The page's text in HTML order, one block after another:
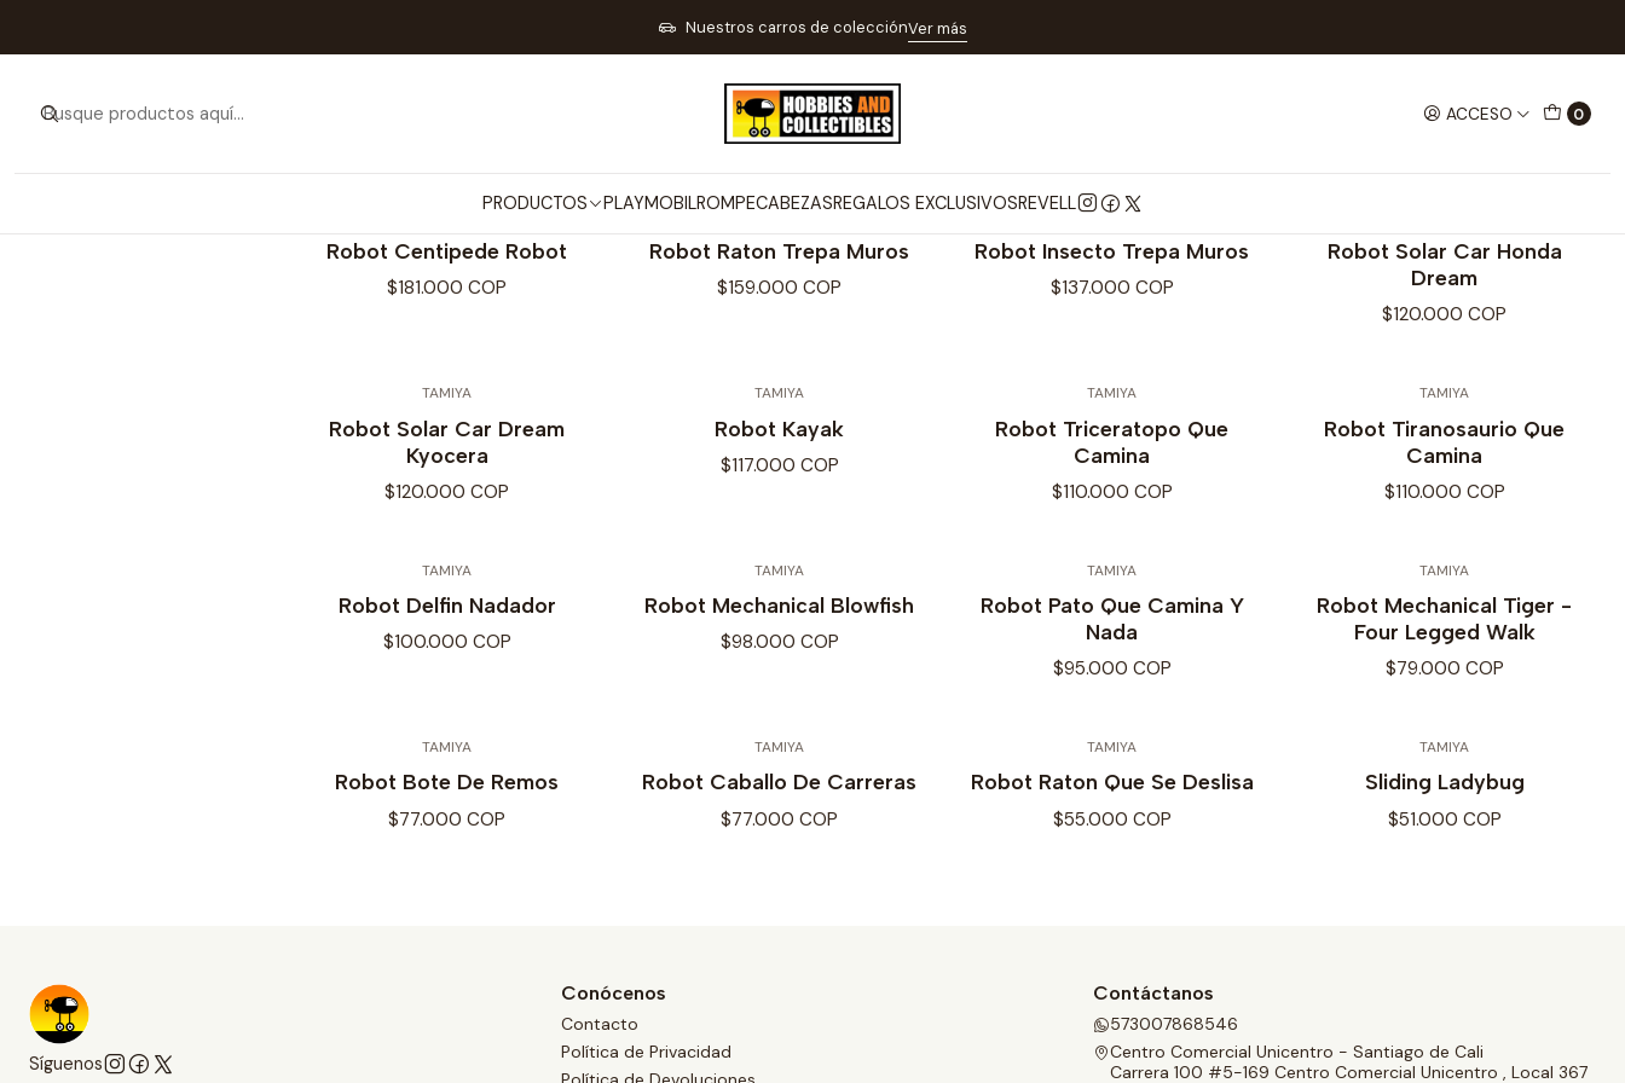
ACCESO 0
PRODUCTOS PLAYMOBILROMPECABEZASREGALOS EXCLUSIVOSREVELL
Nuestros carros de colecciónVer más
VEHÍCULOS Y NAVES A RADIO CONTROL PISTAS Y TRENES ELÉCTRICOS
ROBOTS
Robot Centipede Robot
$181.000 COP
Robot Raton Trepa Muros
$159.000 COP
TAMIYA
Robot Insecto Trepa Muros
$137.000 COP
Robot Solar Car Honda
Dream
$120.000 COP
TAMIYA
Robot Solar Car Dream
Kyocera
$120.000 COP
TAMIYA
Robot Kayak
$117.000 COP
TAMIYA
Robot Triceratopo Que
Camina
$110.000 COP
TAMIYA
Robot Tiranosaurio Que
Camina
$110.000 COP
TAMIYA
Robot Delfin Nadador
$100.000 COP
TAMIYA
Robot Mechanical Blowfish
$98.000 COP
TAMIYA
Robot Pato Que Camina Y
Nada
$95.000 COP
TAMIYA
Robot Mechanical Tiger -
Four Legged Walk
$79.000 COP
TAMIYA
Robot Bote De Remos
$77.000 COP
TAMIYA
Robot Caballo De Carreras
$77.000 COP
TAMIYA
Robot Raton Que Se Deslisa
$55.000 COP
TAMIYA
Sliding Ladybug
$51.000 COP
Síguenos
Conócenos
Contacto
Política de Privacidad
Contáctanos
573007868546
Centro Comercial Unicentro - Santiago de Cali
Carrera 100 #5-169 Centro Comercial Unicentro , Local 367